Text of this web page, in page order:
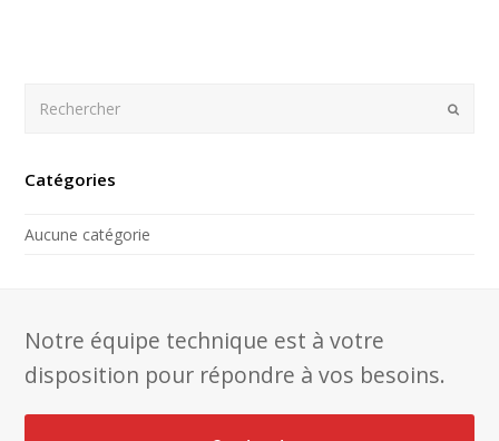
Catégories
Aucune catégorie
Notre équipe technique est à votre
disposition pour répondre à vos besoins.